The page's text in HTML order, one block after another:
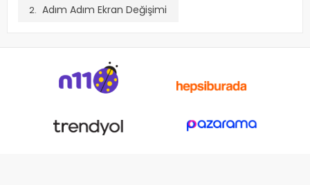
Adım Adım Ekran Değişimi
Notebook Ekran Değiştirme Rehberi
Notebook ekranınız kırıldı veya arızalandıysa, yeni bir ekran
rehberde, notebook ekran değişimini adım adım nasıl
gerçekleştirebileceğinizi anlatacağız.